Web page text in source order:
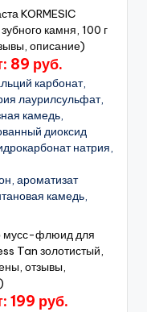
KORMESIC
камня, 100 г
описание)
89 руб.
карбонат,
лаурилсульфат,
камедь,
диоксид
натрия,
ароматизат
камедь,
мусс-флюид для
Tan золотистый,
отзывы,
199 руб.